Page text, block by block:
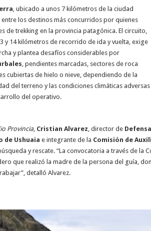
, ubicado a unos 7 kilómetros de la ciudad
entre los destinos más concurridos por quienes
de trekking en la provincia patagónica. El circuito,
y 14 kilómetros de recorrido de ida y vuelta, exige
y plantea desafíos considerables por
, pendientes marcadas, sectores de roca
cubiertas de hielo o nieve, dependiendo de la
del terreno y las condiciones climáticas adversas
del operativo.
Provincia, Cristian Alvarez, director de Defensa
de Ushuaia e integrante de la Comisión de
y rescate. “La convocatoria a través de la
que realizó la madre de la persona del guía,
detalló Alvarez.